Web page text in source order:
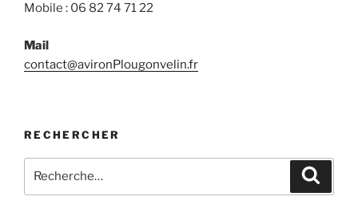
Mobile : 06 82 74 71 22
Mail
contact@avironPlougonvelin.fr
RECHERCHER
pour